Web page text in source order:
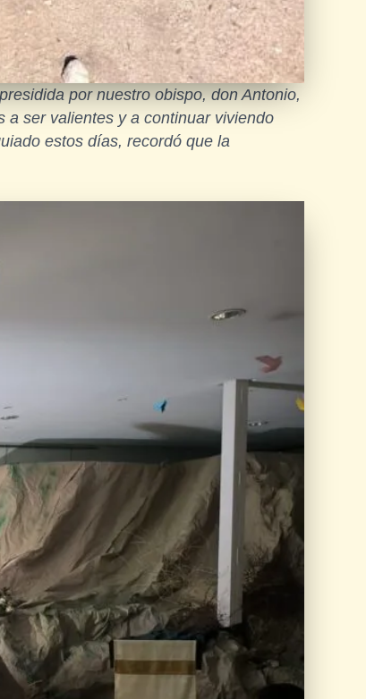
por nuestro obispo, don Antonio,
a ser valientes y a continuar viviendo
estos días, recordó que la